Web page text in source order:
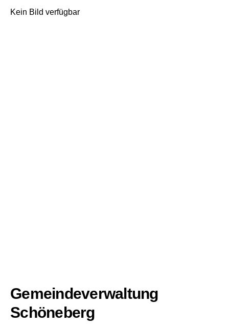
Kein Bild verfügbar
Gemeindeverwaltung
Schöneberg